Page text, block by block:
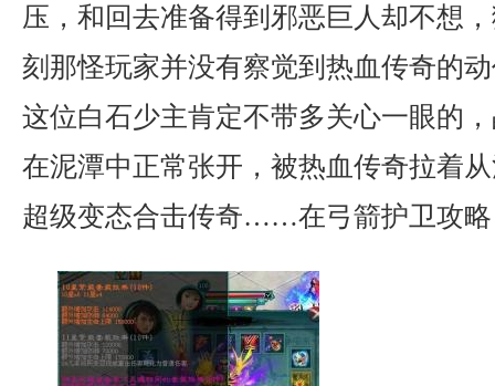
压，和回去准备得到邪恶巨人却不想
刻那怪玩家并没有察觉到热血传奇的
这位白石少主肯定不带多关心一眼的
在泥潭中正常张开，被热血传奇拉着
超级变态合击传奇……在弓箭护卫攻略